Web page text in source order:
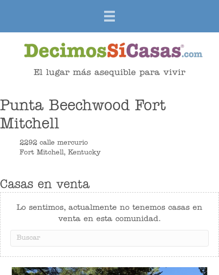
El lugar más asequible para vivir
Punta Beechwood Fort
Mitchell
2292 calle mercurio
Fort Mitchell, Kentucky
Casas en venta
Lo sentimos, actualmente no tenemos casas en
venta en esta comunidad.